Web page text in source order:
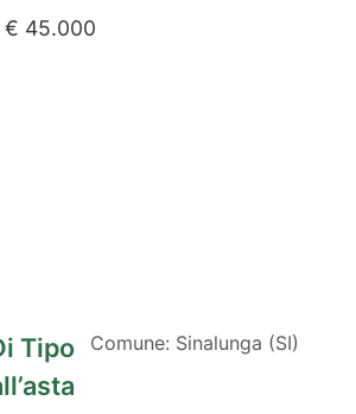
€ 45.000
Tipo
Comune: Sinalunga (SI)